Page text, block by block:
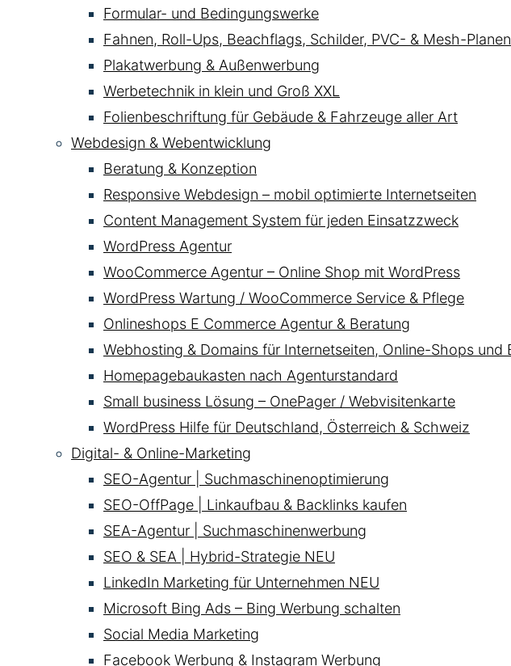
Formular- und Bedingungswerke
Fahnen, Roll-Ups, Beachflags, Schilder, PVC- & Mesh-Planen
Plakatwerbung & Außenwerbung
Werbetechnik in klein und Groß XXL
Folienbeschriftung für Gebäude & Fahrzeuge aller Art
Webdesign & Webentwicklung
Beratung & Konzeption
Responsive Webdesign – mobil optimierte Internetseiten
Content Management System für jeden Einsatzzweck
WordPress Agentur
WooCommerce Agentur – Online Shop mit WordPress
WordPress Wartung / WooCommerce Service & Pflege
Onlineshops E Commerce Agentur & Beratung
Webhosting & Domains für Internetseiten, Online-Shops und
Homepagebaukasten nach Agenturstandard
Small business Lösung – OnePager / Webvisitenkarte
WordPress Hilfe für Deutschland, Österreich & Schweiz
Digital- & Online-Marketing
SEO-Agentur | Suchmaschinenoptimierung
SEO-OffPage | Linkaufbau & Backlinks kaufen
SEA-Agentur | Suchmaschinenwerbung
SEO & SEA | Hybrid-Strategie NEU
LinkedIn Marketing für Unternehmen NEU
Microsoft Bing Ads – Bing Werbung schalten
Social Media Marketing
Facebook Werbung & Instagram Werbung